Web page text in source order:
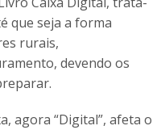
que seja a forma
rurais,
devendo os
agora “Digital”, afeta o